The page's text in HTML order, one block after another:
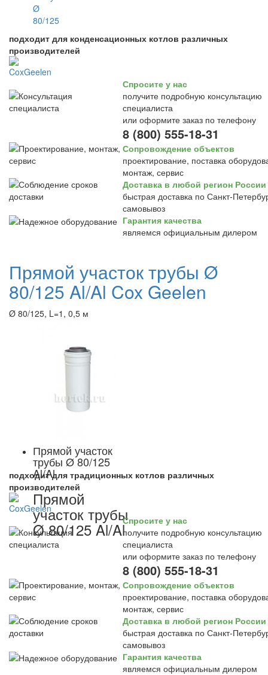
подходит для конденсационных котлов различных
производителей
Спросите у нас
получите подробную консультацию
специалиста
или оформите заказ по телефону
8 (800) 555-18-31
Сопровождение объектов
проектирование, поставка
монтаж, сервис
Доставка в любой регион России
быстрая доставка по Санкт-
самовывоз
Гарантия качества
являемся официальным дилером
Прямой участок трубы Ø
80/125 Al/Al Cox Geelen
Ø 80/125, L=1, 0,5 м
Прямой участок
трубы Ø 80/125
Al/Al
Прямой
участок трубы
Ø 80/125 Al/Al
подходит для традиционных котлов различных
производителей
Спросите у нас
получите подробную консультацию
специалиста
или оформите заказ по телефону
8 (800) 555-18-31
Сопровождение объектов
проектирование, поставка
монтаж, сервис
Доставка в любой регион России
быстрая доставка по Санкт-
самовывоз
Гарантия качества
являемся официальным дилером